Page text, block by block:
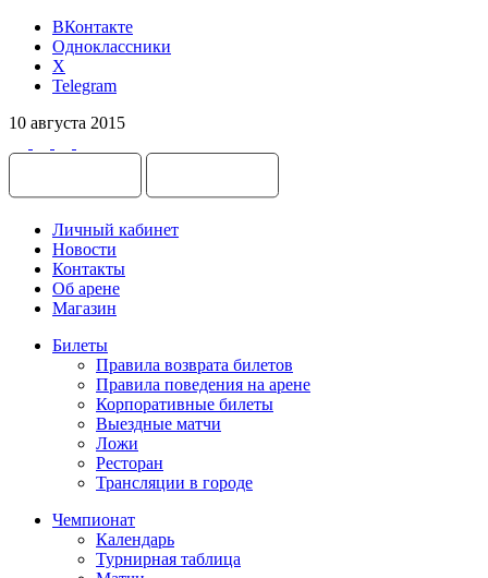
ВКонтакте
Одноклассники
X
Telegram
10 августа 2015
Личный кабинет
Новости
Контакты
Об арене
Магазин
Билеты
Правила возврата билетов
Правила поведения на арене
Корпоративные билеты
Выездные матчи
Ложи
Ресторан
Трансляции в городе
Чемпионат
Календарь
Турнирная таблица